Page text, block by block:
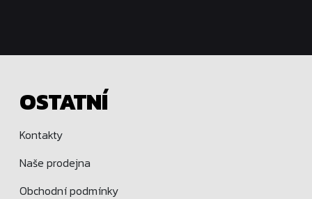
OSTATNÍ
Kontakty
Naše prodejna
Obchodní podmínky